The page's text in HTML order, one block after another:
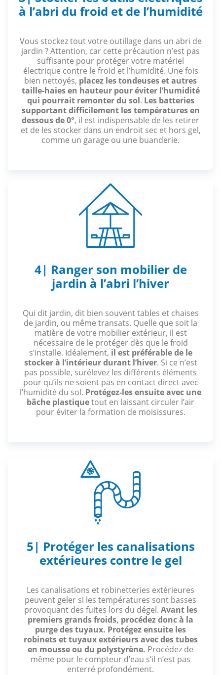
à l’abri du froid et de l’humidité
Vous stockez tout votre outillage dans un abri de
jardin ? Attention, car cette précaution n’est pas
suffisante pour protéger votre matériel
électrique contre le froid et l’humidité. Une fois
bien nettoyés, placez les tondeuses et autres
taille-haies en hauteur pour éviter l’humidité
qui pourrait remonter du sol. Les batteries
supportant difficilement les températures en
dessous de 0°, il est indispensable de les retirer
et de les stocker dans un endroit sec et hors gel,
comme un garage ou une buanderie.
4| Ranger son mobilier de
jardin à l’abri l’hiver
Qui dit jardin, dit bien souvent tables et chaises
de jardin, ou même transats. Quelle que soit la
matière de votre mobilier extérieur, il est
nécessaire de le protéger dès que le froid
s’installe. Idéalement, il est préférable de le
stocker à l’intérieur durant l’hiver. Si ce n’est
pas possible, surélevez les différents éléments
pour qu’ils ne soient pas en contact direct avec
l’humidité du sol. Protégez-les ensuite avec une
bâche plastiquetout en laissant circuler l’air
pour éviter la formation de moisissures.
5| Protéger les canalisations
extérieures contre le gel
Les canalisations et robinetteries extérieures
peuvent geler si les températures sont basses
provoquant des fuites lors du dégel. Avant les
premiers grands froids, procédez donc à la
purge des tuyaux. Protégez ensuite les
robinets et tuyaux extérieurs avec des tubes
en mousse ou du polystyrène. Procédez de
même pour le compteur d’eau s’il n’est pas
enterré profondément.